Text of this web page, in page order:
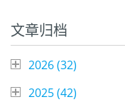
文章归档
2026 (32)
2025 (42)